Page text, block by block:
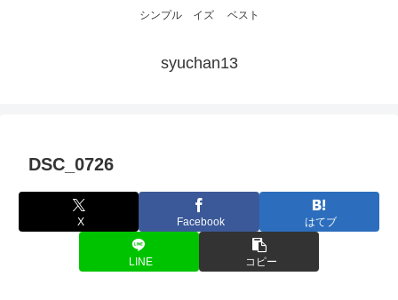
シンプル イズ ベスト
syuchan13
DSC_0726
X Facebook はてブ
LINE コピー